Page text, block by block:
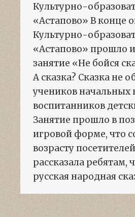
Культурно-
«Астапово» В конце
Культурно-
«Астапово» прошло
занятие «Не бойся
А сказка? Сказка не
учеников начальных
воспитанников
Занятие прошло в
игровой форме, что
возрасту
рассказала ребятам,
русская народная